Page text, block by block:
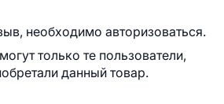
необходимо авторизоваться.
только те пользователи,
данный товар.